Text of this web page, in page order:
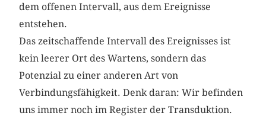
dem offenen Intervall, aus dem Ereignisse
entstehen.
Das zeitschaffende Intervall des Ereignisses ist
kein leerer Ort des Wartens, sondern das
Potenzial zu einer anderen Art von
Verbindungsfähigkeit. Denk daran: Wir befinden
uns immer noch im Register der Transduktion.